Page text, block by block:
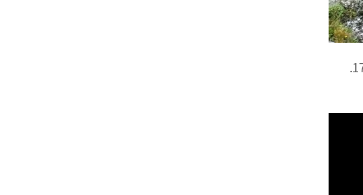
שהובאו במקום לאיסלנד מנורבגיה בין השנים 1771-1787.